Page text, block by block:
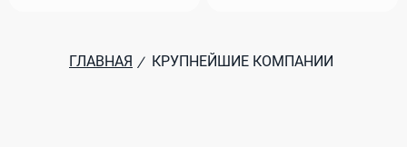
ГЛАВНАЯ / КРУПНЕЙШИЕ КОМПАНИИ